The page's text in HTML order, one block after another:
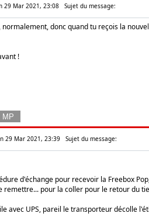
29 Mar 2021, 23:08 Sujet du message:
donc quand tu reçois la
!
29 Mar 2021, 23:39 Sujet du message:
d'échange pour recevoir la Freebox
remettre... pour la coller pour le retour du
avec UPS, pareil le transporteur décolle